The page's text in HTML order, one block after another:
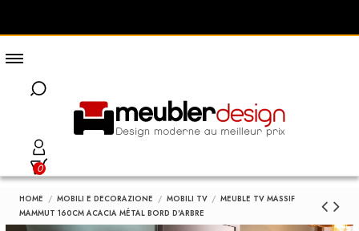
0
HOME MOBILI E DECORAZIONE MOBILI TV
MEUBLE TV MASSIF
MAMMUT 160CM ACACIA MÉTAL BORD D'ARBRE